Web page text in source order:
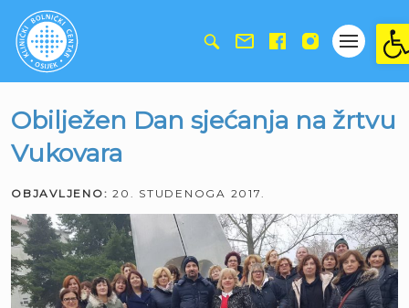
Obilježen Dan sjećanja na žrtvu
Vukovara
OBJAVLJENO: 20. STUDENOGA 2017.